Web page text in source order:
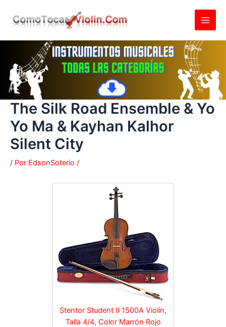
The Silk Road Ensemble & Yo
Yo Ma & Kayhan Kalhor
Silent City
/ Por EdsonSoterio /
Stentor Student II 1500A Violín,
Talla 4/4, Color Marrón Rojo